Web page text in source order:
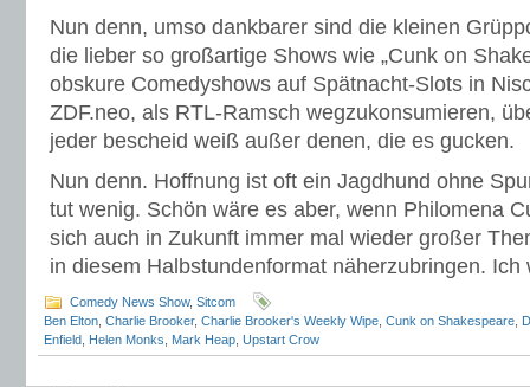
Nun denn, umso dankbarer sind die kleinen
die lieber so großartige Shows wie „Cunk on
obskure Comedyshows auf Spätnacht-Slots in
ZDF.neo, als RTL-Ramsch wegzukonsumieren,
jeder bescheid weiß außer denen, die es gucken.
Nun denn. Hoffnung ist oft ein Jagdhund ohne
tut wenig. Schön wäre es aber, wenn Philomena
sich auch in Zukunft immer mal wieder großer
in diesem Halbstundenformat näherzubringen. Ich
Comedy News Show, Sitcom
Ben Elton Charlie Brooker, Charlie Brooker's Weekly Wipe Cunk on Shakespeare
Enfield Helen Monks Mark Heap Upstart Crow